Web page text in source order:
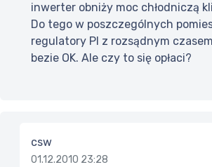
inwerter obniży moc chłodniczą
Do tego w poszczególnych
regulatory PI z rozsądnym
bezie OK. Ale czy to się opłaci?
csw
01.12.2010 23:28